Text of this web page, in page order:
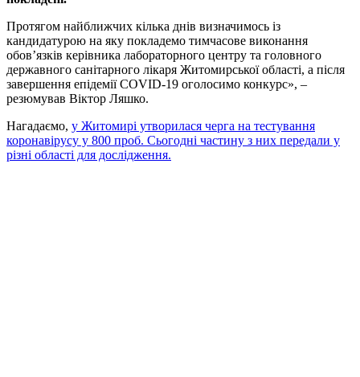
Протягом найближчих кілька днів визначимось із
кандидатурою на яку покладемо тимчасове виконання
обов’язків керівника лабораторного центру та головного
державного санітарного лікаря Житомирської області, а після
завершення епідемії COVID-19 оголосимо конкурс», –
резюмував Віктор Ляшко.
Нагадаємо, у Житомирі утворилася черга на тестування
коронавірусу у 800 проб. Сьогодні частину з них передали у
різні області для дослідження.